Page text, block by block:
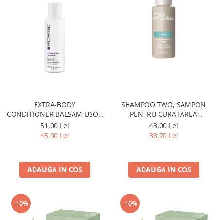
EXTRA-BODY
CONDITIONER,BALSAM USOR
PENTRU VOLUMUL PARULUI
FIN 100ML
51,00 Lei
45,90 Lei
ADAUGA IN COS
SHAMPOO TWO, SAMPON
PENTRU CURATAREA
SEBUMULUI SI A PRODUSELOR
DE STYLING 75 ML
43,00 Lei
38,70 Lei
ADAUGA IN COS
-10% -10%